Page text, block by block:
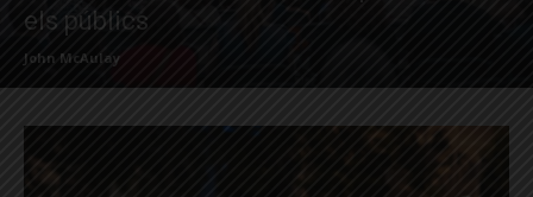
els públics
John McAulay